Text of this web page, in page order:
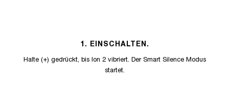
1. EINSCHALTEN.
Halte (+) gedrückt, bis Ion 2 vibriert. Der Smart Silence Modus
startet.